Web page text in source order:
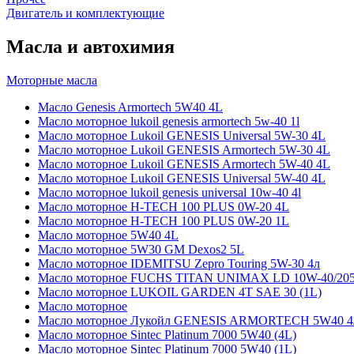
Двигатель и комплектующие
Масла и автохимия
Моторные масла
Масло Genesis Armortech 5W40 4L
Масло моторное lukoil genesis armortech 5w-40 1l
Масло моторное Lukoil GENESIS Universal 5W-30 4L
Масло моторное Lukoil GENESIS Armortech 5W-30 4L
Масло моторное Lukoil GENESIS Armortech 5W-40 4L
Масло моторное Lukoil GENESIS Universal 5W-40 4L
Масло моторное lukoil genesis universal 10w-40 4l
Масло моторное H-TECH 100 PLUS 0W-20 4L
Масло моторное H-TECH 100 PLUS 0W-20 1L
Масло моторное 5W40 4L
Масло моторное 5W30 GM Dexos2 5L
Масло моторное IDEMITSU Zepro Touring 5W-30 4л
Масло моторное FUCHS TITAN UNIMAX LD 10W-40/
Масло моторное LUKOIL GARDEN 4Т SAE 30 (1L)
Масло моторное
Масло моторное Лукойл GENESIS ARMORTECH 5W40
Масло моторное Sintec Platinum 7000 5W40 (4L)
Масло моторное Sintec Platinum 7000 5W40 (1L)